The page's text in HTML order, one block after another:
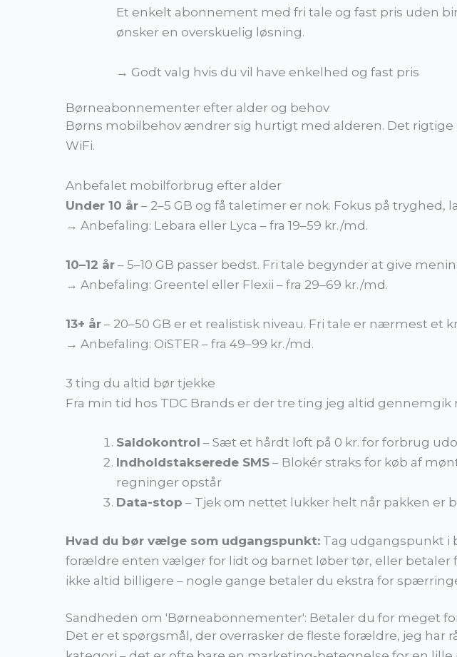
Et enkelt abonnement med fri tale og fast pris uden
ønsker en overskuelig løsning.
→ Godt valg hvis du vil have enkelhed og fast pris
Børneabonnementer efter alder og behov
Børns mobilbehov ændrer sig hurtigt med alderen. Det
WiFi.
Anbefalet mobilforbrug efter alder
Under 10 år – 2–5 GB og få taletimer er nok. Fokus på tryghed,
→ Anbefaling: Lebara eller Lyca – fra 19–59 kr./md.
10–12 år – 5–10 GB passer bedst. Fri tale begynder at give
→ Anbefaling: Greentel eller Flexii – fra 29–69 kr./md.
13+ år – 20–50 GB er et realistisk niveau. Fri tale er nærmest et
→ Anbefaling: OiSTER – fra 49–99 kr./md.
3 ting du altid bør tjekke
Fra min tid hos TDC Brands er der tre ting jeg altid
Saldokontrol – Sæt et hårdt loft på 0 kr. for forbrug
Indholdstakserede SMS – Blokér straks for køb af
regninger opstår
Data-stop – Tjek om nettet lukker helt når pakken er
Hvad du bør vælge som udgangspunkt: Tag udgangspunkt i
forældre enten vælger for lidt og barnet løber tør, eller betaler
ikke altid billigere – nogle gange betaler du ekstra for
Sandheden om 'Børneabonnementer': Betaler du for meget
Det er et spørgsmål, der overrasker de fleste forældre, jeg har